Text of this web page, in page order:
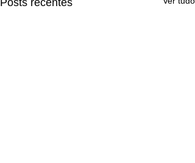
Posts recentes